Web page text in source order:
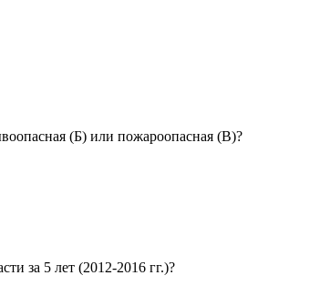
(Б) или пожароопасная (В)?
за 5 лет (2012-2016 гг.)?